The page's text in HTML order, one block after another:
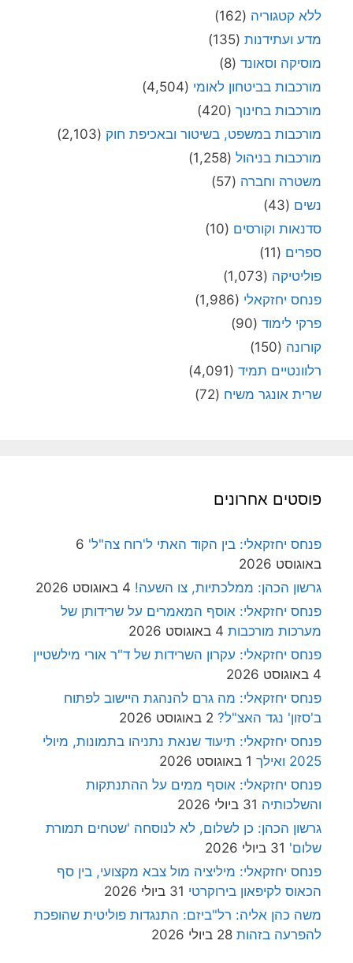
ללא קטגוריה (162)
מדע ועתידנות (135)
מוסיקה וסאונד (8)
מורכבות בביטחון לאומי (4,504)
מורכבות בחינוך (420)
מורכבות במשפט, בשיטור ובאכיפת חוק (2,103)
מורכבות בניהול (1,258)
משטרה וחברה (57)
נשים (43)
סדנאות וקורסים (10)
ספרים (11)
פוליטיקה (1,073)
פנחס יחזקאלי (1,986)
פרקי לימוד (90)
קורונה (150)
רלוונטיים תמיד (4,091)
שרית אונגר משיח (72)
פוסטים אחרונים
פנחס יחזקאלי: בין הקוד האתי ל'רוח צה"ל' 6
באוגוסט 2026
גרשון הכהן: ממלכתיות, צו השעה! 4 באוגוסט 2026
פנחס יחזקאלי: אוסף המאמרים על שרידותן של
מערכות מורכבות 4 באוגוסט 2026
פנחס יחזקאלי: עקרון השרידות של ד"ר אורי מילשטיין
4 באוגוסט 2026
פנחס יחזקאלי: מה גרם להנהגת היישוב לפתוח
ב'סזון' נגד האצ"ל? 2 באוגוסט 2026
פנחס יחזקאלי: תיעוד שנאת נתניהו בתמונות, מיולי
2025 ואילך
1 באוגוסט 2026
פנחס יחזקאלי: אוסף ממים על ההתנתקות
והשלכותיה 31 ביולי 2026
גרשון הכהן: כן לשלום, לא לנוסחה 'שטחים תמורת
שלום' 31 ביולי 2026
פנחס יחזקאלי: מיליציה מול צבא מקצועי, בין סף
הכאוס לקיפאון בירוקרטי 31 ביולי 2026
משה כהן אליה: רל"ביזם: התנגדות פוליטית שהופכת
להפרעה בזהות 28 ביולי 2026